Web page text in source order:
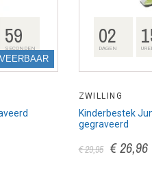
58
SECONDEN 02
DAGEN
ZWILLING
Kinderbestek
gegraveerd
€ 29,95 € 26,96